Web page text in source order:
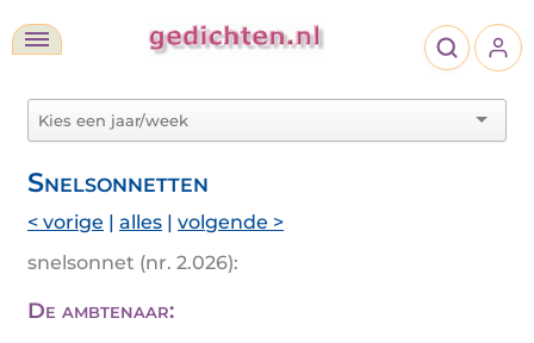
Snelsonnetten
< vorige | alles | volgende >
snelsonnet (nr. 2.026):
De ambtenaar: